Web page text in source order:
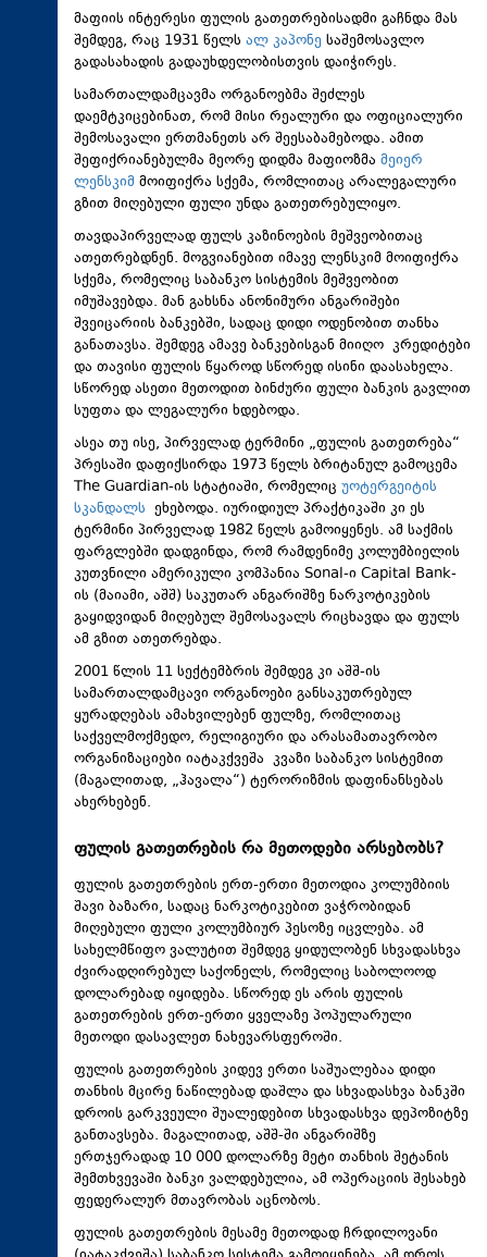
მაფიის ინტერესი ფულის გათეთრებისადმი გაჩნდა მას
შემდეგ, რაც 1931 წელს ალ კაპონე საშემოსავლო
გადასახადის გადაუხდელობისთვის დაიჭირეს.
სამართალდამცავმა ორგანოებმა შეძლეს
დაემტკიცებინათ, რომ მისი რეალური და ოფიციალური
შემოსავალი ერთმანეთს არ შეესაბამებოდა. ამით
შეფიქრიანებულმა მეორე დიდმა მაფიოზმა მეიერ
ლენსკიმ მოიფიქრა სქემა, რომლითაც არალეგალური
გზით მიღებული ფული უნდა გათეთრებულიყო.
თავდაპირველად ფულს კაზინოების მეშვეობითაც
ათეთრებდნენ. მოგვიანებით იმავე ლენსკიმ მოიფიქრა
სქემა, რომელიც საბანკო სისტემის მეშვეობით
იმუშავებდა. მან გახსნა ანონიმური ანგარიშები
შვეიცარიის ბანკებში, სადაც დიდი ოდენობით თანხა
განათავსა. შემდეგ ამავე ბანკებისგან მიიღო კრედიტები
და თავისი ფულის წყაროდ სწორედ ისინი დაასახელა.
სწორედ ასეთი მეთოდით ბინძური ფული ბანკის გავლით
სუფთა და ლეგალური ხდებოდა.
ასეა თუ ისე, პირველად ტერმინი „ფულის გათეთრება“
პრესაში დაფიქსირდა 1973 წელს ბრიტანულ გამოცემა
The Guardian-ის სტატიაში, რომელიც უოტერგეიტის
სკანდალს ეხებოდა. იურიდიულ პრაქტიკაში კი ეს
ტერმინი პირველად 1982 წელს გამოიყენეს. ამ საქმის
ფარგლებში დადგინდა, რომ რამდენიმე კოლუმბიელის
კუთვნილი ამერიკული კომპანია Sonal-ი Capital Bank-
ის (მაიამი, აშშ) საკუთარ ანგარიშზე ნარკოტიკების
გაყიდვიდან მიღებულ შემოსავალს რიცხავდა და ფულს
ამ გზით ათეთრებდა.
2001 წლის 11 სექტემბრის შემდეგ კი აშშ-ის
სამართალდამცავი ორგანოები განსაკუთრებულ
ყურადღებას ამახვილებენ ფულზე, რომლითაც
საქველმოქმედო, რელიგიური და არასამათავრობო
ორგანიზაციები იატაკქვეშა კვაზი საბანკო სისტემით
(მაგალითად, „ჰავალა“) ტერორიზმის დაფინანსებას
ახერხებენ.
ფულის გათეთრების რა მეთოდები არსებობს?
ფულის გათეთრების ერთ-ერთი მეთოდია კოლუმბიის
შავი ბაზარი, სადაც ნარკოტიკებით ვაჭრობიდან
მიღებული ფული კოლუმბიურ პესოზე იცვლება. ამ
სახელმწიფო ვალუტით შემდეგ ყიდულობენ სხვადასხვა
ძვირადღირებულ საქონელს, რომელიც საბოლოოდ
დოლარებად იყიდება. სწორედ ეს არის ფულის
გათეთრების ერთ-ერთი ყველაზე პოპულარული
მეთოდი დასავლეთ ნახევარსფეროში.
ფულის გათეთრების კიდევ ერთი საშუალებაა დიდი
თანხის მცირე ნაწილებად დაშლა და სხვადასხვა ბანკში
დროის გარკვეული შუალედებით სხვადასხვა დეპოზიტზე
განთავსება. მაგალითად, აშშ-ში ანგარიშზე
ერთჯერადად 10 000 დოლარზე მეტი თანხის შეტანის
შემთხვევაში ბანკი ვალდებულია, ამ ოპერაციის შესახებ
ფედერალურ მთავრობას აცნობოს.
ფულის გათეთრების მესამე მეთოდად ჩრდილოვანი